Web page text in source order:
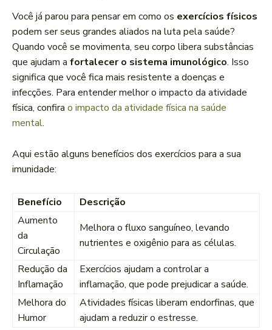
Você já parou para pensar em como os exercícios físicos
podem ser seus grandes aliados na luta pela saúde?
Quando você se movimenta, seu corpo libera substâncias
que ajudam a fortalecer o sistema imunológico. Isso
significa que você fica mais resistente a doenças e
infecções. Para entender melhor o impacto da atividade
física, confira o impacto da atividade física na saúde
mental.
Aqui estão alguns benefícios dos exercícios para a sua
imunidade:
Benefício
Descrição
Aumento
da
Circulação
Melhora o fluxo sanguíneo, levando
nutrientes e oxigênio para as células.
Redução da
Inflamação
Exercícios ajudam a controlar a
inflamação, que pode prejudicar a saúde.
Melhora do
Humor
Atividades físicas liberam endorfinas, que
ajudam a reduzir o estresse.